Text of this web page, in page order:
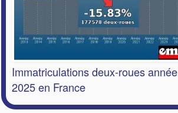
Immatriculations deux-roues année
2025 en France